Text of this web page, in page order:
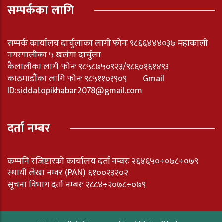
सम्पर्कका लागि
सम्पर्क कार्यालय दार्चुलाका लागी फोनः ९८६६४४४०३७ महाकाली
नगरपालीका ५ खलंगा दार्चुला
कैलालीका लागी फोनः ९८५८७५०९२३/९८६०१६१४९३
काठमाडौंका लागि फोनः ९८५११०१९०९ Gmail
ID:siddatopikhabar2078@gmail.com
दर्ता नम्बर
कम्पनि रजिष्टारको कार्यालय दर्ता नम्वरः २६४६५०÷०७८÷०७९
स्थायी लेखा नम्वर (PAN) ६१००२३२०२
सूचना विभाग दर्ता नम्बरः २८८४÷२०७८÷०७९